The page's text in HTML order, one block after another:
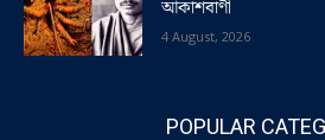
আকাশবাণী
4 August, 2026
POPULAR